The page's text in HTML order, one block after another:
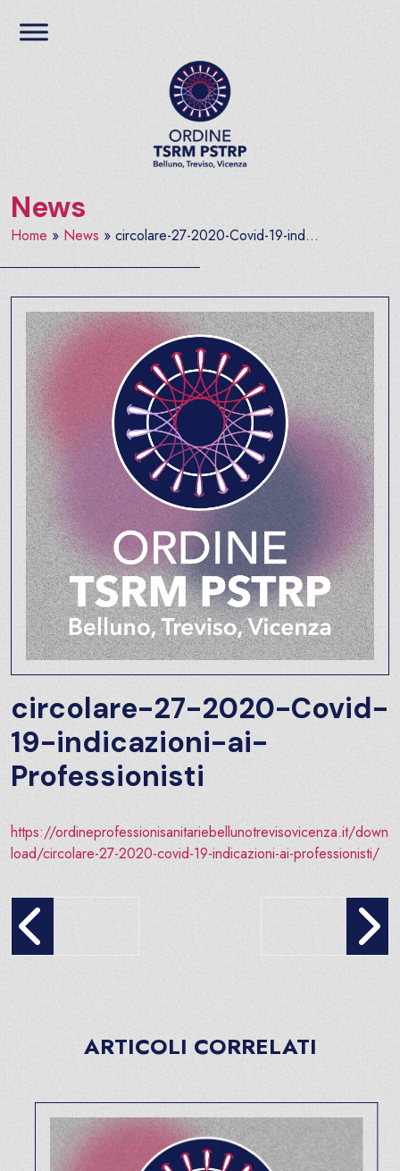
News
Home » News » circolare-27-2020-Covid-19-ind...
circolare-27-2020-Covid-
19-indicazioni-ai-
Professionisti
https://ordineprofessionisanitariebellunotrevisovicenza.it/down
load/circolare-27-2020-covid-19-indicazioni-ai-professionisti/
Circolare-26-2020-Covid-19-disposizioni-DPCM-4-marzo-2020
Nuova
ARTICOLI CORRELATI